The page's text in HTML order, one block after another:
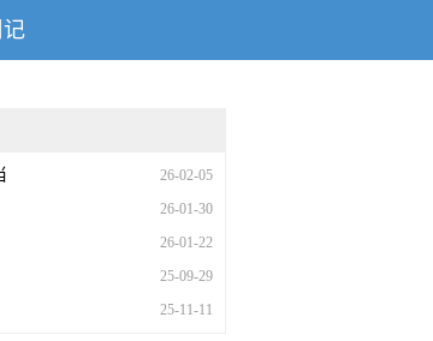
26-02-05
26-01-30
26-01-22
25-09-29
25-11-11